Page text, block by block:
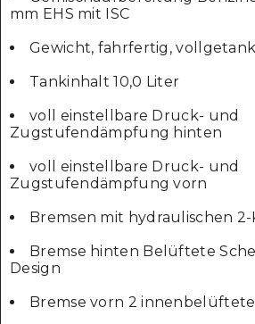
mm EHS mit ISC
Gewicht, fahrfertig,
Tankinhalt 10,0 Liter
voll einstellbare Druck- und
Zugstufendämpfung hinten
voll einstellbare Druck- und
Zugstufendämpfung vorn
Bremsen mit hydraulischen
Bremse hinten Belüftete
Design
Bremse vorn 2